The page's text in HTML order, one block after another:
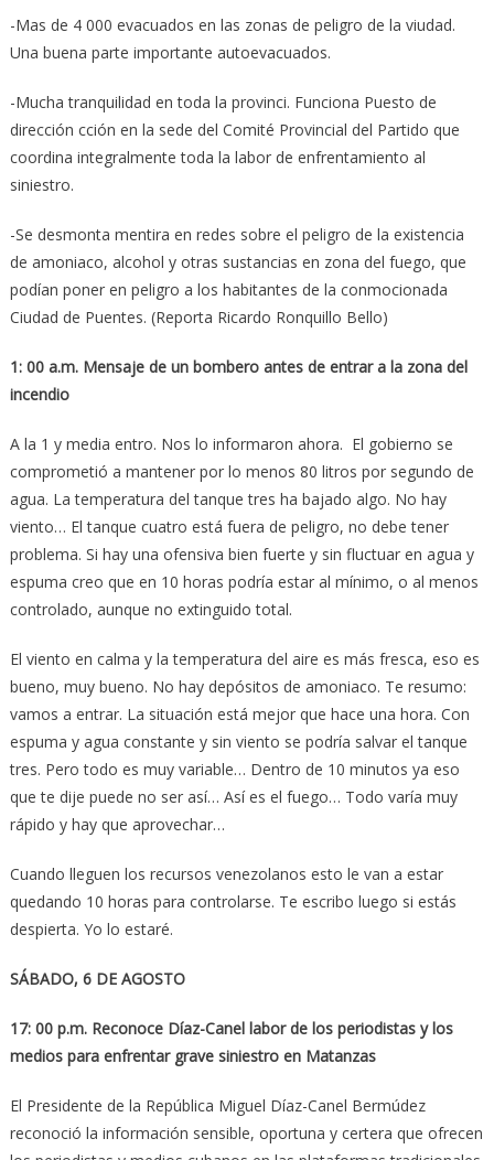
-Mas de 4 000 evacuados en las zonas de peligro de la viudad.
Una buena parte importante autoevacuados.
-Mucha tranquilidad en toda la provinci. Funciona Puesto de
dirección cción en la sede del Comité Provincial del Partido que
coordina integralmente toda la labor de enfrentamiento al
siniestro.
-Se desmonta mentira en redes sobre el peligro de la existencia
de amoniaco, alcohol y otras sustancias en zona del fuego, que
podían poner en peligro a los habitantes de la conmocionada
Ciudad de Puentes. (Reporta Ricardo Ronquillo Bello)
1: 00 a.m. Mensaje de un bombero antes de entrar a la zona del
incendio
A la 1 y media entro. Nos lo informaron ahora. El gobierno se
comprometió a mantener por lo menos 80 litros por segundo de
agua. La temperatura del tanque tres ha bajado algo. No hay
viento… El tanque cuatro está fuera de peligro, no debe tener
problema. Si hay una ofensiva bien fuerte y sin fluctuar en agua y
espuma creo que en 10 horas podría estar al mínimo, o al menos
controlado, aunque no extinguido total.
El viento en calma y la temperatura del aire es más fresca, eso es
bueno, muy bueno. No hay depósitos de amoniaco. Te resumo:
vamos a entrar. La situación está mejor que hace una hora. Con
espuma y agua constante y sin viento se podría salvar el tanque
tres. Pero todo es muy variable… Dentro de 10 minutos ya eso
que te dije puede no ser así… Así es el fuego… Todo varía muy
rápido y hay que aprovechar…
Cuando lleguen los recursos venezolanos esto le van a estar
quedando 10 horas para controlarse. Te escribo luego si estás
despierta. Yo lo estaré.
SÁBADO, 6 DE AGOSTO
17: 00 p.m. Reconoce Díaz-Canel labor de los periodistas y los
medios para enfrentar grave siniestro en Matanzas
El Presidente de la República Miguel Díaz-Canel Bermúdez
reconoció la información sensible, oportuna y certera que ofrecen